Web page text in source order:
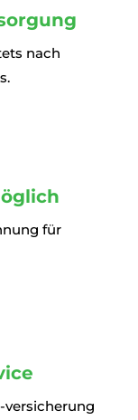
nach
für